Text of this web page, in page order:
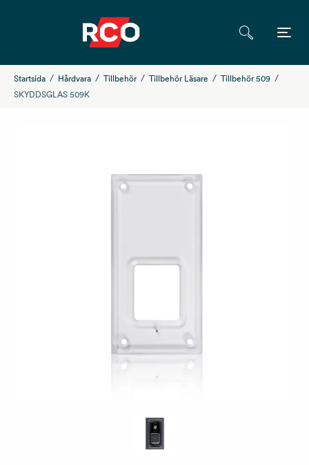
Startsida Hårdvara Tillbehör Tillbehör Läsare
Tillbehör 509
SKYDDSGLAS 509K